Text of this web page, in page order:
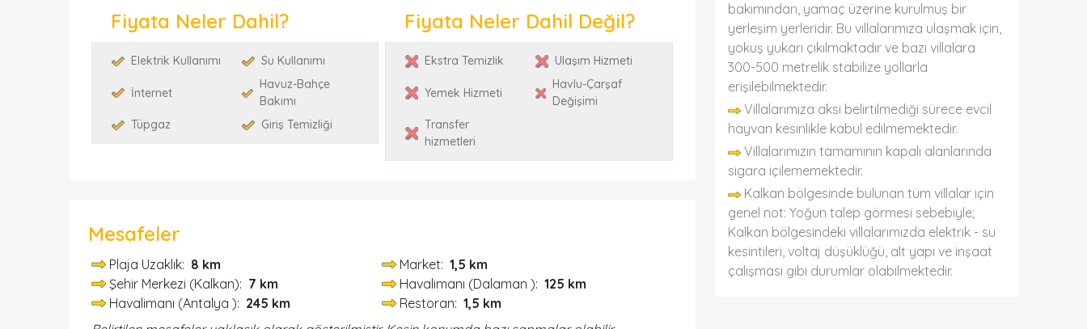
Fiyata Neler Dahil?
Elektrik Kullanımı Su Kullanımı
İnternet
Havuz-Bahçe
Bakımı
Tüpgaz
Giriş Temizliği
Fiyata Neler Dahil Değil?
Ekstra Temizlik Ulaşım Hizmeti
Yemek Hizmeti
Havlu-Çarşaf
Değişimi
Transfer
hizmetleri
Mesafeler
Plaja Uzaklık: 8 km Market:1,5 km
Şehir Merkezi (Kalkan): 7 km Havalimanı (Dalaman ):125 km
Havalimanı (Antalya ): 245 km Restoran:1,5 km
bakımından, yamaç üzerine kurulmuş bir
yerleşim yerleridir. Bu villalarımıza ulaşmak için,
yokuş yukarı çıkılmaktadır ve bazı villalara
300-500 metrelik stabilize yollarla
erişilebilmektedir.
Villalarımıza aksi belirtilmediği sürece evcil
hayvan kesinlikle kabul edilmemektedir.
Villalarımızın tamamının kapalı alanlarında
sigara içilememektedir.
Kalkan bölgesinde bulunan tüm villalar için
genel not: Yoğun talep görmesi sebebiyle;
Kalkan bölgesindeki villalarımızda elektrik - su
kesintileri, voltaj düşüklüğü, alt yapı ve inşaat
çalışması gibi durumlar olabilmektedir.